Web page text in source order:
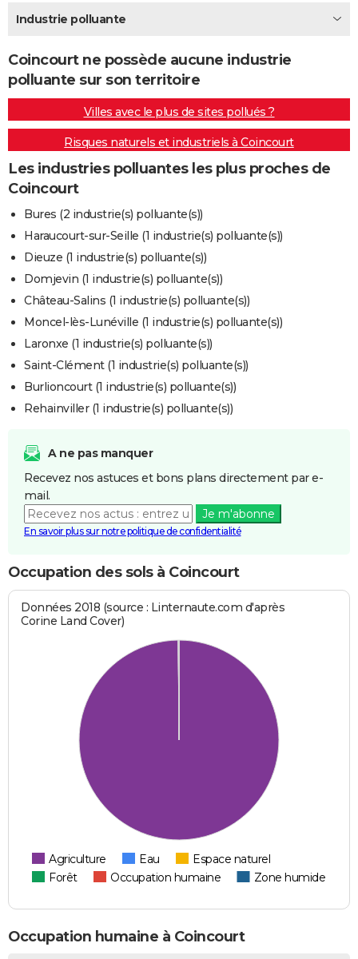
Destinations
City break
Voyage nature
Voyage de noces
Forum
Climat
+PHOTO
GUIDES D'ACHAT
BONS PLANS
CARTE DE VOEUX
Carte de Noël
Carte Bonne année
Carte Saint-Valentin
Carte Pâques
Carte d'anniversaire
DICTIONNAIRE
Dictionnaire
Biographies
Citations
Expressions
Proverbes
PROGRAMME TV
COPAINS D'AVANT
S'inscrire
Se connecter
Lycées
Collèges
Primaires
Universités
Entreprises
Service militaire
Avis de recherche
FORUM
Bricolage
Lifestyle
Culture
Sport
Auto
Television
Voyage
Cinema
Industrie polluante
Coincourt ne possède aucune industrie
polluante sur son territoire
Villes avec le plus de sites pollués ?
Risques naturels et industriels à Coincourt
Les industries polluantes les plus proches de
Coincourt
Bures (2 industrie(s) polluante(s))
Haraucourt-sur-Seille (1 industrie(s) polluante(s))
Dieuze (1 industrie(s) polluante(s))
Domjevin (1 industrie(s) polluante(s))
Château-Salins (1 industrie(s) polluante(s))
Moncel-lès-Lunéville (1 industrie(s) polluante(s))
Laronxe (1 industrie(s) polluante(s))
Saint-Clément (1 industrie(s) polluante(s))
Burlioncourt (1 industrie(s) polluante(s))
Rehainviller (1 industrie(s) polluante(s))
A ne pas manquer
Recevez nos astuces et bons plans directement par e-
mail.
Je m'abonne
En savoir plus sur notre politique de confidentialité
Occupation des sols à Coincourt
Données 2018 (source : Linternaute.com d'après
Corine Land Cover)
Agriculture Eau
Espace naturel
Forêt
Occupation humaine Zone humide
Occupation humaine à Coincourt